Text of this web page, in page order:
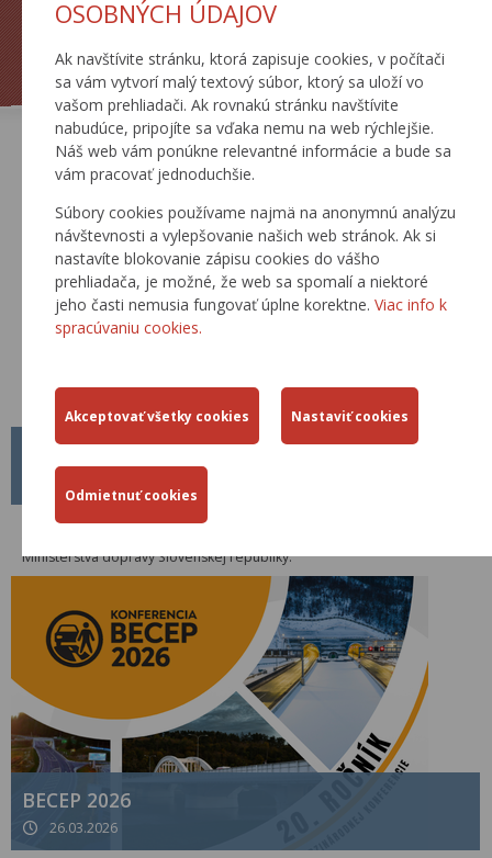
OSOBNÝCH ÚDAJOV
Ak navštívite stránku, ktorá zapisuje cookies, v počítači
sa vám vytvorí malý textový súbor, ktorý sa uloží vo
vašom prehliadači. Ak rovnakú stránku navštívite
nabudúce, pripojíte sa vďaka nemu na web rýchlejšie.
Náš web vám ponúkne relevantné informácie a bude sa
vám pracovať jednoduchšie.
Súbory cookies používame najmä na anonymnú analýzu
návštevnosti a vylepšovanie našich web stránok. Ak si
nastavíte blokovanie zápisu cookies do vášho
prehliadača, je možné, že web sa spomalí a niektoré
jeho časti nemusia fungovať úplne korektne. Viac info k
spracúvaniu cookies.
ŽIADOSTI TLAČOVÉ SPRÁVY
AKTUÁLNE
Od 01.04.2026 je platný nový Metodický pokyn MP č. 1/2026 pre
Ministerstva dopravy Slovenskej republiky.
BECEP 2026
26.03.2026